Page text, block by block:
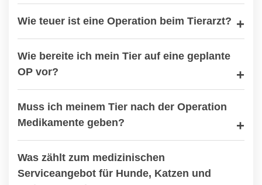
Wie teuer ist eine Operation beim Tierarzt?
Wie bereite ich mein Tier auf eine geplante
OP vor?
Muss ich meinem Tier nach der Operation
Medikamente geben?
Was zählt zum medizinischen
Serviceangebot für Hunde, Katzen und